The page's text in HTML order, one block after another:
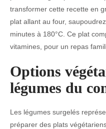
transformer cette recette en
plat allant au four,
minutes à 180°C. Ce plat
vitamines, pour un repas
Options
légumes du
Les légumes surgelés
préparer des plats